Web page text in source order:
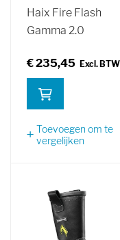
Haix Fire Flash
Gamma 2.0
€ 235,45
Toevoegen om te
vergelijken